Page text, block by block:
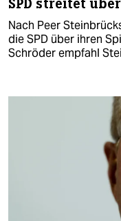
SPD streitet
Nach Peer
die SPD über ihren
Schröder empfahl